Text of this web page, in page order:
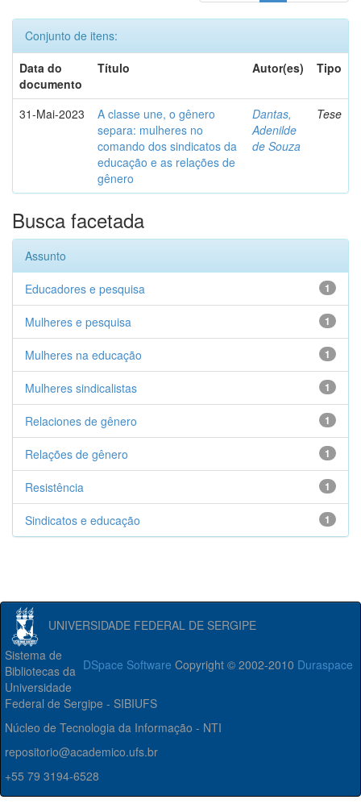
Conjunto de itens:
Data do
documento
Título Autor(es) Tipo
31-Mai-2023
A classe une, o gênero
separa: mulheres no
comando dos sindicatos da
educação e as relações de
gênero
Dantas,
Adenilde
de Souza
Tese
Busca facetada
Assunto
1
Educadores e pesquisa
1
Mulheres e pesquisa
1
Mulheres na educação
1
Mulheres sindicalistas
1
Relaciones de gênero
1
Relações de gênero
1
Resistência
1
Sindicatos e educação
UNIVERSIDADE FEDERAL DE SERGIPE
DSpace Software Copyright © 2002-2010 Duraspace
Sistema de
Bibliotecas da
Universidade
Federal de Sergipe - SIBIUFS
Núcleo de Tecnologia da Informação - NTI
repositorio@academico.ufs.br
+55 79 3194-6528